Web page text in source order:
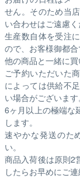
せん。そのため当
い合わせはご遠慮く
生産数自体を受注
ので、お客様御都合
他の商品と一緒に買
ご予約いただいた
によっては供給不
い場合がございます。
6ヶ月以上の極端な
します。
速やかな発送のた
い。
商品入荷後は原則2
したらお早めにご連